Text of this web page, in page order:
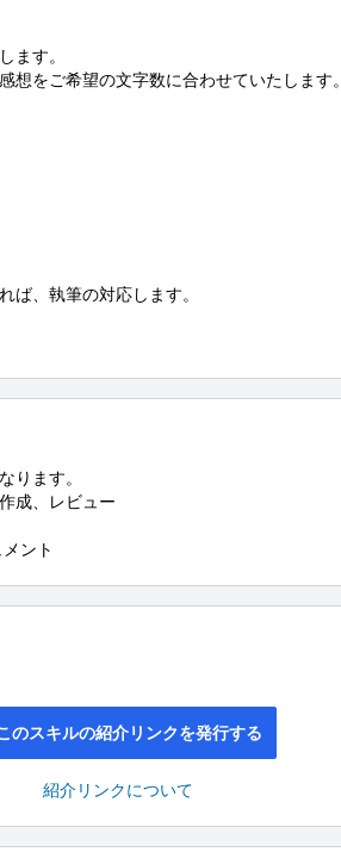
ます。
想をご希望の文字数に合わせていたします。
ば、執筆の対応します。
ります。
成、レビュー
ント
のスキルの紹介リンクを発行する
紹介リンクについて